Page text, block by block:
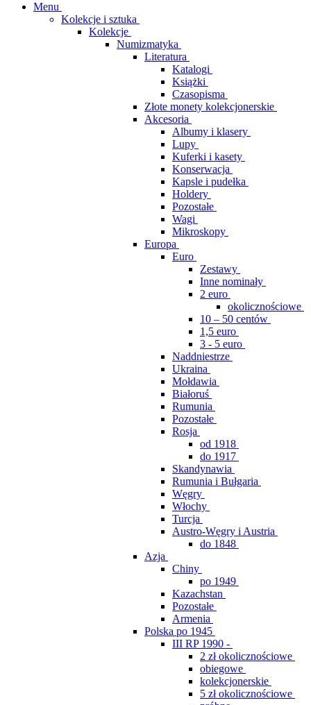
Menu
Kolekcje i sztuka
Kolekcje
Numizmatyka
Literatura
Katalogi
Książki
Czasopisma
Złote monety kolekcjonerskie
Akcesoria
Albumy i klasery
Lupy
Kuferki i kasety
Konserwacja
Kapsle i pudełka
Holdery
Pozostałe
Wagi
Mikroskopy
Europa
Euro
Zestawy
Inne nominały
2 euro
okolicznościowe
10 – 50 centów
1,5 euro
3 - 5 euro
Naddniestrze
Ukraina
Mołdawia
Białoruś
Rumunia
Pozostałe
Rosja
od 1918
do 1917
Skandynawia
Rumunia i Bułgaria
Węgry
Włochy
Turcja
Austro-Węgry i Austria
do 1848
Azja
Chiny
po 1949
Kazachstan
Pozostałe
Armenia
Polska po 1945
III RP 1990 -
2 zł okolicznościowe
obiegowe
kolekcjonerskie
5 zł okolicznościowe